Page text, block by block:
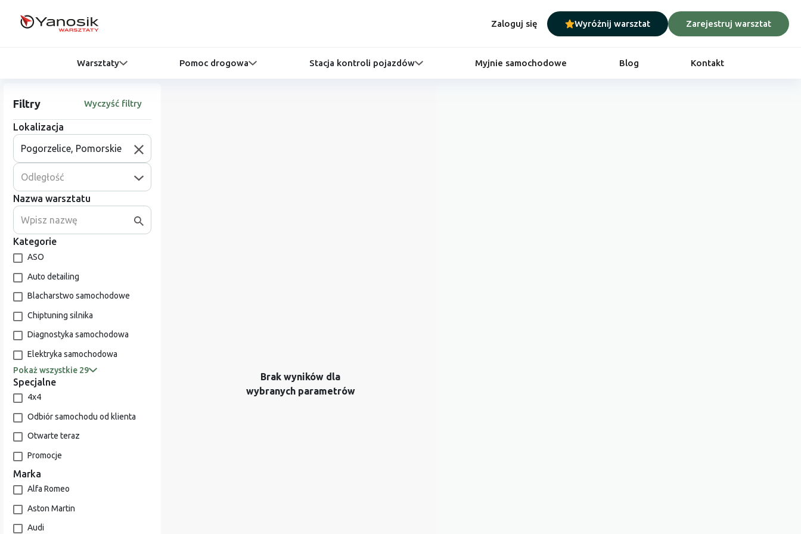
Zaloguj się Wyróżnij warsztat Zarejestruj warsztat
Warsztaty Pomoc drogowa Stacja kontroli pojazdów Myjnie samochodowe Blog Kontakt
Filtry Wyczyść filtry
Lokalizacja
Odległość
Nazwa warsztatu
Kategorie
ASO
Auto detailing
Blacharstwo samochodowe
Chiptuning silnika
Diagnostyka samochodowa
Elektryka samochodowa
Pokaż wszystkie 29
Specjalne
4x4
Odbiór samochodu od klienta
Otwarte teraz
Promocje
Marka
Alfa Romeo
Aston Martin
Audi
Brak wyników dla
wybranych parametrów